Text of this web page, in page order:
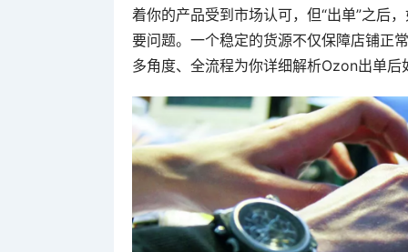
着你的产品受到市场认可，但“出单”之后
要问题。一个稳定的货源不仅保障店铺正
多角度、全流程为你详细解析Ozon出单